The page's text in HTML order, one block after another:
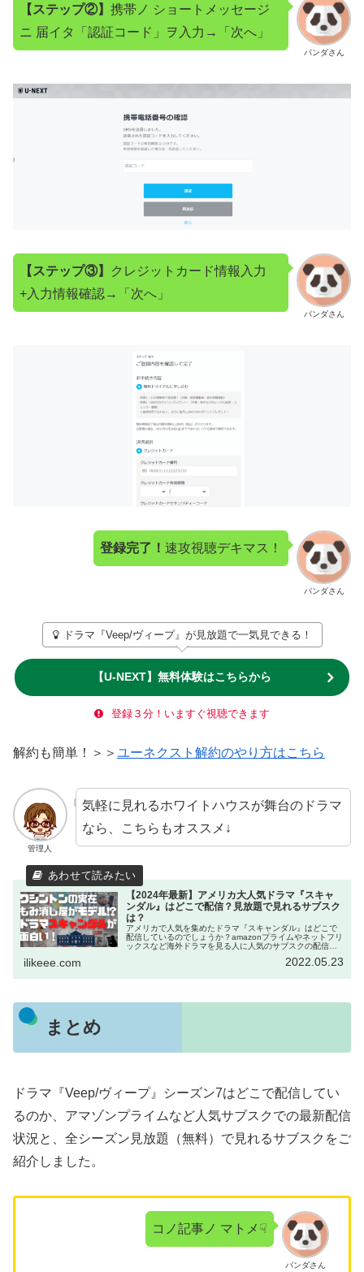
パンダさん
【ステップ②】 携帯ノ ショートメッセージ
ニ 届イタ「認証コード」ヲ入力→「次へ」
パンダさん
【ステップ③】
クレジットカード情報入力
+入力情報確認→「次へ」
パンダさん
登録完了！速攻視聴デキマス！
ドラマ『Veep/ヴィープ』が見放題で一気見できる！
【U-NEXT】無料体験はこちらから
登録３分！いますぐ視聴できます
解約も簡単！＞＞ ユーネクスト解約のやり方はこちら
管理人
気軽に見れるホワイトハウスが舞台のドラマ
なら、こちらもオススメ↓
【2024年最新】アメリカ大人気ドラマ『スキャ
ンダル』はどこで配信？見放題で見れるサブスク
は？
アメリカで人気を集めたドラマ『スキャンダル』はどこで
配信しているのでしょうか？amazonプライムやネットフリ
ックスなど海外ドラマを見る人に人気のサブスクの配信状
やあらすじもご紹介！ホワイトハウスが舞台のドラマ好き
ilikeee.com 2022.05.23
まとめ
ドラマ『Veep/ヴィープ』シーズン7はどこで配信してい
るのか、アマゾンプライムなど人気サブスクでの最新配信
状況と、全シーズン見放題（無料）で見れるサブスクをご
紹介しました。
パンダさん
コノ記事ノ マトメ☟